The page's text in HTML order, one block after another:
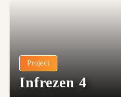
Project
Infrezen 4